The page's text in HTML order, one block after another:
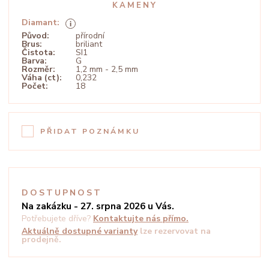
KAMENY
Diamant:
Původ:
přírodní
Brus: briliant
Čistota: SI1
Barva: G
Rozměr: 1,2 mm - 2,5 mm
Váha (ct): 0,232
Počet: 18
PŘIDAT POZNÁMKU
DOSTUPNOST
Na zakázku - 27. srpna 2026 u Vás.
Potřebujete dříve? Kontaktujte nás přímo.
Aktuálně dostupné varianty lze rezervovat na
prodejně.